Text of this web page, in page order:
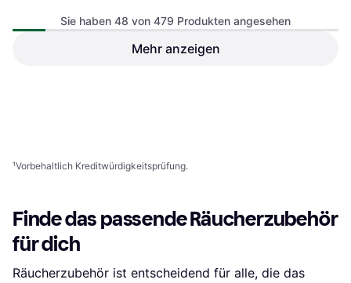
Boveda Boveda CVault
Sie haben 48 von 479 Produkten angesehen
Mehr anzeigen
¹Vorbehaltlich Kreditwürdigkeitsprüfung.
Finde das passende Räucherzubehör
für dich
Räucherzubehör ist entscheidend für alle, die das